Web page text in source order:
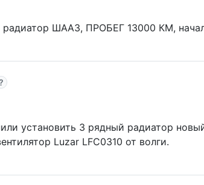
ШААЗ, ПРОБЕГ 13000 КМ,
установить 3 рядный радиатор
Luzar LFC0310 от волги.